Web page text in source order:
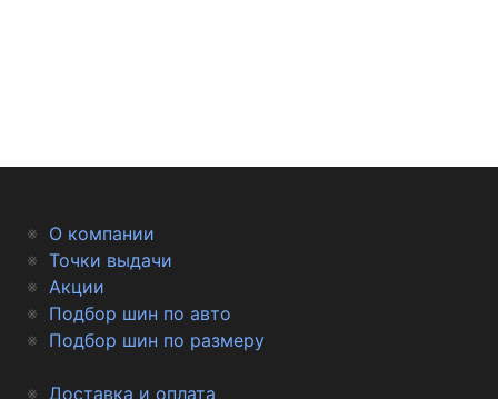
О компании
Точки выдачи
Акции
Подбор шин по авто
Подбор шин по размеру
Доставка и оплата